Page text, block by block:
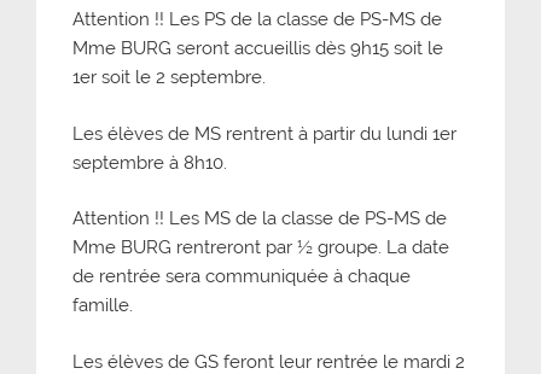
Attention !! Les PS de la classe de PS-MS de
Mme BURG seront accueillis dès 9h15 soit le
1er soit le 2 septembre.
Les élèves de MS rentrent à partir du lundi 1er
septembre à 8h10.
Attention !! Les MS de la classe de PS-MS de
Mme BURG rentreront par ½ groupe. La date
de rentrée sera communiquée à chaque
famille.
Les élèves de GS feront leur rentrée le mardi 2